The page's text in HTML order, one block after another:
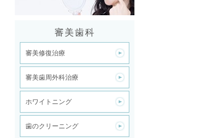
審美歯科
審美修復治療
審美歯周外科治療
ホワイトニング
歯のクリーニング